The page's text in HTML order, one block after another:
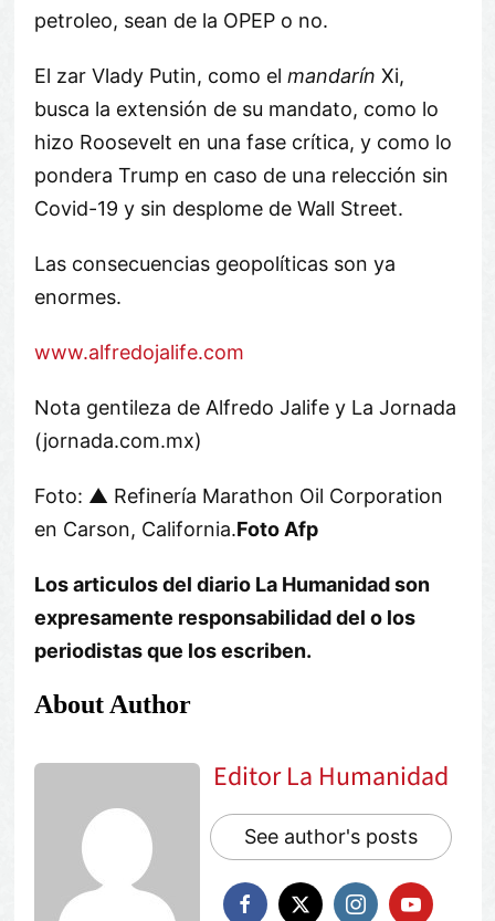
petroleo, sean de la OPEP o no.
El zar Vlady Putin, como el mandarín Xi,
busca la extensión de su mandato, como lo
hizo Roosevelt en una fase crítica, y como lo
pondera Trump en caso de una relección sin
Covid-19 y sin desplome de Wall Street.
Las consecuencias geopolíticas son ya
enormes.
www.alfredojalife.com
Nota gentileza de Alfredo Jalife y La Jornada
(jornada.com.mx)
Foto: ▲ Refinería Marathon Oil Corporation
en Carson, California.Foto Afp
Los articulos del diario La Humanidad son
expresamente responsabilidad del o los
periodistas que los escriben.
About Author
Editor La Humanidad
See author's posts